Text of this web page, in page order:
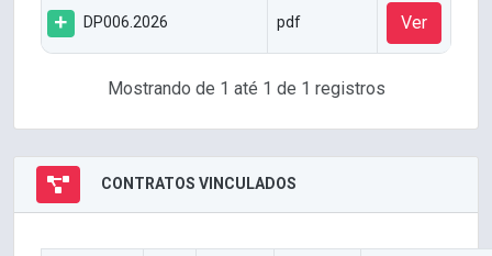
DP006.2026 pdf Ver
Mostrando de 1 até 1 de 1 registros
CONTRATOS VINCULADOS